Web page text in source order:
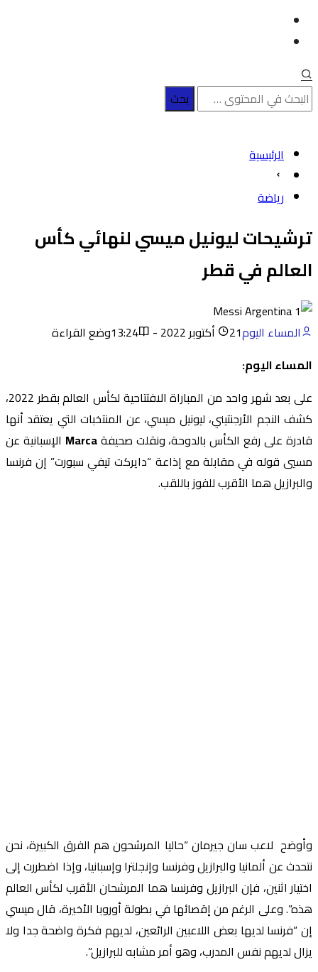
الرئيسية
رياضة
ترشيحات ليونيل ميسي لنهائي كأس
العالم في قطر
المساء اليوم21 أكتوبر 2022 - 13:24
وضع القراءة
المساء اليوم:
على بعد شهر واحد من المباراة الافتتاحية لكأس العالم بقطر 2022،
كشف النجم الأرجنتيني، ليونيل ميسي، عن المنتخبات التي يعتقد أنها
قادرة على رفع الكأس بالدوحة، ونقلت صحيفةMarca الإسبانية عن
مسيي قوله في مقابلة مع إذاعة “دايركت تيفي سبورت” إن فرنسا
والبرازيل هما الأقرب للفوز باللقب.
وأوضح لاعب سان جيرمان “حاليا المرشحون هم الفرق الكبيرة، نحن
نتحدث عن ألمانيا والبرازيل وفرنسا وإنجلترا وإسبانيا، وإذا اضطررت إلى
اختيار اثنين، فإن البرازيل وفرنسا هما المرشحان الأقرب لكأس العالم
هذه”. وعلى الرغم من إقصائها في بطولة أوروبا الأخيرة، قال ميسي
إن “فرنسا لديها بعض اللاعبين الرائعين، لديهم فكرة واضحة جدا ولا
يزال لديهم نفس المدرب، وهو أمر مشابه للبرازيل”.